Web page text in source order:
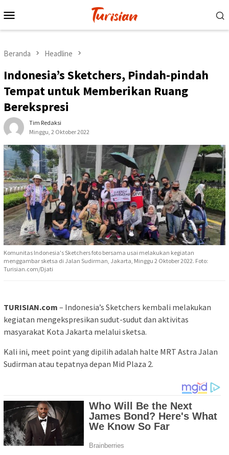
ke
Mobile
Beranda Headline
Indonesia’s Sketchers, Pindah-pindah
Tempat untuk Memberikan Ruang
Berekspresi
Tim Redaksi
Minggu, 2 Oktober 2022
Komunitas Indonesia's Sketchers foto bersama usai melakukan kegiatan
menggambar sketsa di Jalan Sudirman, Jakarta, Minggu 2 Oktober 2022. Foto:
Turisian.com/Djati
TURISIAN.com – Indonesia’s Sketchers kembali melakukan
kegiatan mengekspresikan sudut-sudut dan aktivitas
masyarakat Kota Jakarta melalui sketsa.
Kali ini, meet point yang dipilih adalah halte MRT Astra Jalan
Sudirman atau tepatnya depan Mid Plaza 2.